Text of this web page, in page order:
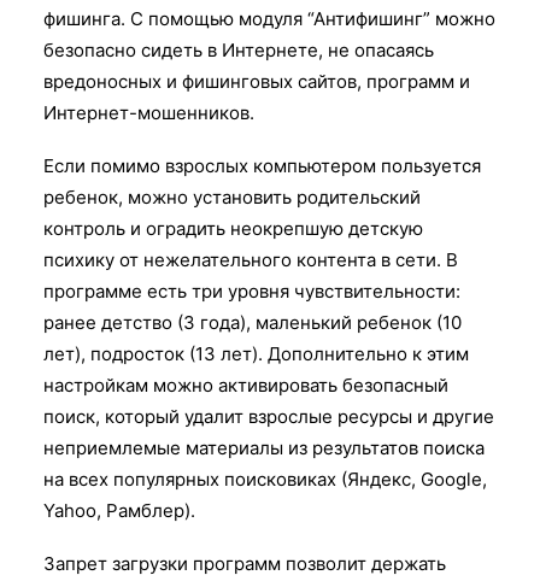
фишинга. С помощью модуля “Антифишинг” можно
безопасно сидеть в Интернете, не опасаясь
вредоносных и фишинговых сайтов, программ и
Интернет-мошенников.
Если помимо взрослых компьютером пользуется
ребенок, можно установить родительский
контроль и оградить неокрепшую детскую
психику от нежелательного контента в сети. В
программе есть три уровня чувствительности:
ранее детство (3 года), маленький ребенок (10
лет), подросток (13 лет). Дополнительно к этим
настройкам можно активировать безопасный
поиск, который удалит взрослые ресурсы и другие
неприемлемые материалы из результатов поиска
на всех популярных поисковиках (Яндекс, Google,
Yahoo, Рамблер).
Запрет загрузки программ позволит держать